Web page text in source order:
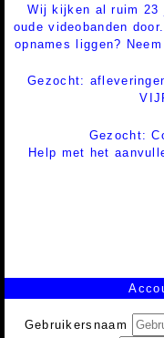
Wij kijken al ruim 23
oude videobanden
opnames liggen?
Gezocht:
Gezocht:
Help met het
Gebruikersnaam